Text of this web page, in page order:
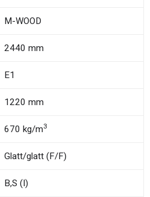
M-WOOD
2440 mm
E1
1220 mm
670 kg/m3
Glatt/glatt (F/F)
B,S (I)